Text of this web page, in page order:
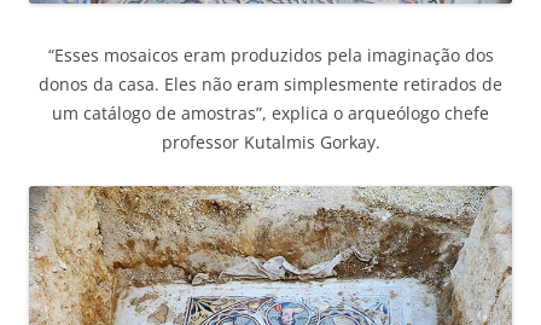
“Esses mosaicos eram produzidos pela imaginação dos
donos da casa. Eles não eram simplesmente retirados de
um catálogo de amostras”, explica o arqueólogo chefe
professor Kutalmis Gorkay.